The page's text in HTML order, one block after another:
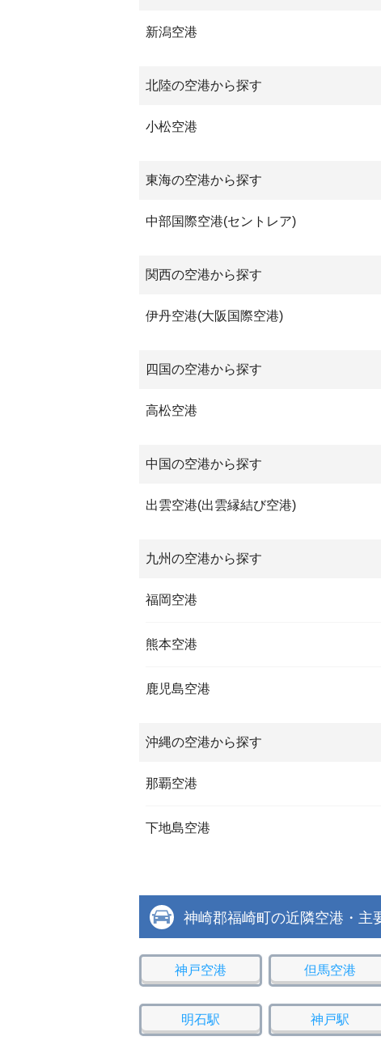
新潟空港
北陸の空港から探す
小松空港
東海の空港から探す
中部国際空港(セントレア)
関西の空港から探す
伊丹空港(大阪国際空港)
四国の空港から探す
高松空港
中国の空港から探す
出雲空港(出雲縁結び空港)
九州の空港から探す
福岡空港
熊本空港
鹿児島空港
沖縄の空港から探す
那覇空港
下地島空港
神崎郡福崎町の近隣空港・主
神戸空港 但馬空港
明石駅 神戸駅